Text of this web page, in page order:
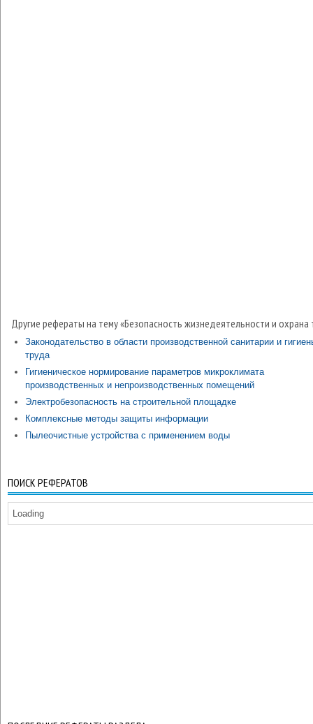
Другие рефераты на тему «Безопасность жизнедеятельности и охрана
Законодательство в области производственной санитарии и
труда
Гигиеническое нормирование параметров микроклимата
производственных и непроизводственных помещений
Электробезопасность на строительной площадке
Комплексные методы защиты информации
Пылеочистные устройства с применением воды
ПОИСК РЕФЕРАТОВ
Loading